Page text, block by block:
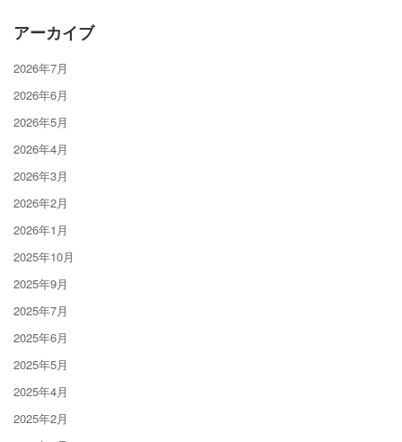
アーカイブ
2026年7月
2026年6月
2026年5月
2026年4月
2026年3月
2026年2月
2026年1月
2025年10月
2025年9月
2025年7月
2025年6月
2025年5月
2025年4月
2025年2月